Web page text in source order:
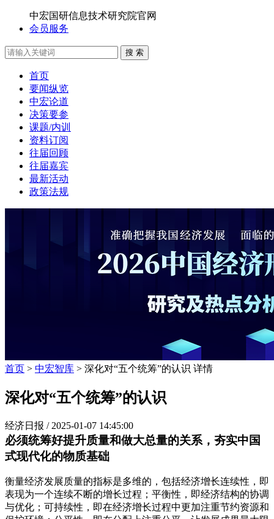
中宏国研信息技术研究院官网
会员服务
搜 索
首页
要闻纵览
中宏论道
决策要参
课题/内训
资料订阅
往届回顾
往届嘉宾
最新活动
政策法规
首页 > 中宏智库 > 深化对“五个统筹”的认识 详情
深化对“五个统筹”的认识
经济日报 / 2025-01-07 14:45:00
必须统筹好提升质量和做大总量的关系，夯实中国
式现代化的物质基础
衡量经济发展质量的指标是多维的，包括经济增长连续性，即
表现为一个连续不断的增长过程；平衡性，即经济结构的协调
与优化；可持续性，即在经济增长过程中更加注重节约资源和